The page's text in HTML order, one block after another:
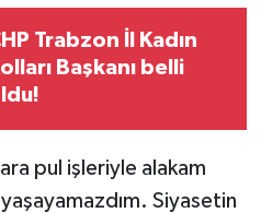
Trabzon İl Kadın
Başkanı belli
pul işleriyle alakam
Siyasetin